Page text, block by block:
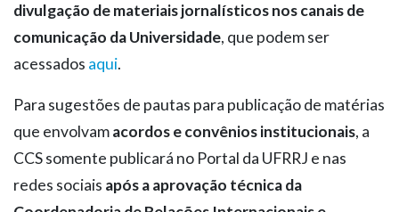
divulgação de materiais jornalísticos nos canais de
comunicação da Universidade, que podem ser
acessados aqui.
Para sugestões de pautas para publicação de matérias
que envolvamacordos e convênios institucionais, a
CCS somente publicará no Portal da UFRRJ e nas
redes sociais após a aprovação técnica da